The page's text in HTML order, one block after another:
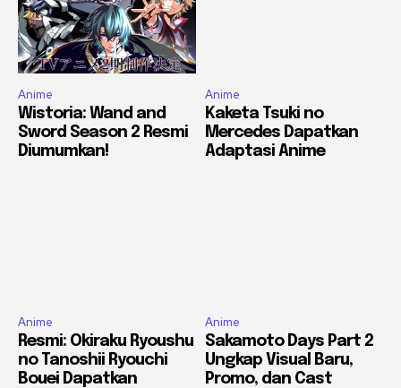
Anime
Wistoria: Wand and
Sword Season 2 Resmi
Diumumkan!
Anime
Kaketa Tsuki no
Mercedes Dapatkan
Adaptasi Anime
Anime
Resmi: Okiraku Ryoushu
no Tanoshii Ryouchi
Bouei Dapatkan
Anime
Sakamoto Days Part 2
Ungkap Visual Baru,
Promo, dan Cast